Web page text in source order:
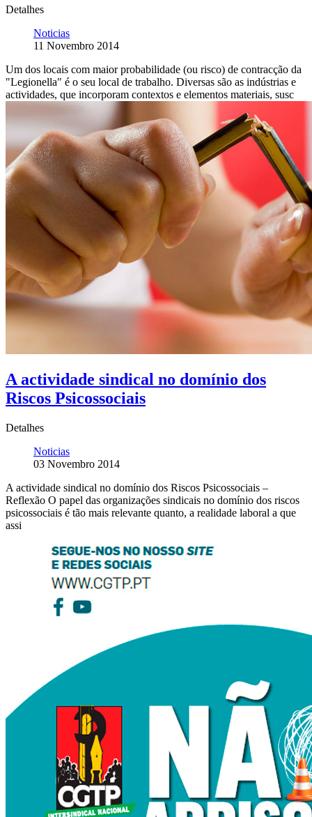
Detalhes
Noticias
11 Novembro 2014
Um dos locais com maior probabilidade (ou risco) de contracção da
"Legionella" é o seu local de trabalho. Diversas são as indústrias e
actividades, que incorporam contextos e elementos materiais, susc
A actividade sindical no domínio dos
Riscos Psicossociais
Detalhes
Noticias
03 Novembro 2014
A actividade sindical no domínio dos Riscos Psicossociais –
Reflexão O papel das organizações sindicais no domínio dos riscos
psicossociais é tão mais relevante quanto, a realidade laboral a que
assi